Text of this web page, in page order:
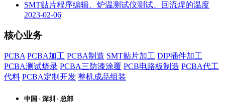
SMT贴片程序编辑、炉温测试仪测试、回流焊的温度
2023-02-06
核心业务
PCBA PCBA加工 PCBA制造 SMT贴片加工 DIP插件加工
PCBA测试烧录 PCBA三防漆涂覆 PCB电路板制造 PCBA代工
代料 PCBA定制开发 整机成品组装
中国 · 深圳 · 总部